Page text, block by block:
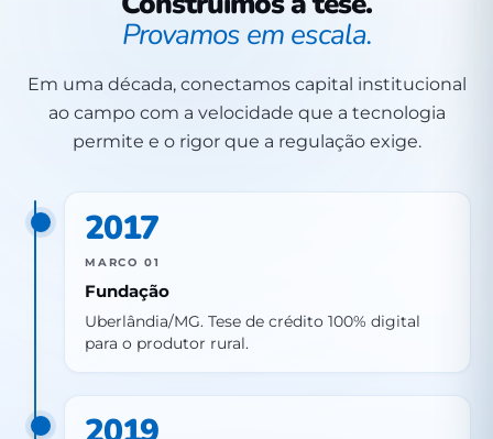
Provamos em escala.
Em uma década, conectamos capital institucional
ao campo com a velocidade que a tecnologia
permite e o rigor que a regulação exige.
2017
MARCO 01
Fundação
Uberlândia/MG. Tese de crédito 100% digital
para o produtor rural.